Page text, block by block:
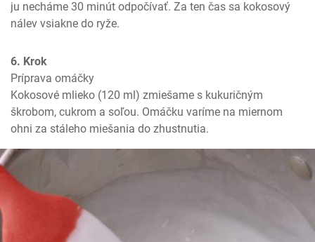
ju necháme 30 minút odpočívať. Za ten čas sa kokosový
nálev vsiakne do ryže.
6. Krok
Príprava omáčky
Kokosové mlieko (120 ml) zmiešame s kukuričným
škrobom, cukrom a soľou. Omáčku varíme na miernom
ohni za stáleho miešania do zhustnutia.